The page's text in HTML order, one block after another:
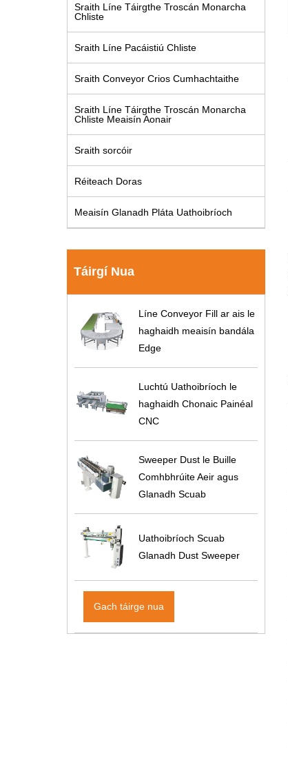
Sraith Líne Táirgthe Troscán Monarcha
Chliste
Sraith Líne Pacáistiú Chliste
Sraith Conveyor Crios Cumhachtaithe
Sraith Líne Táirgthe Troscán Monarcha
Chliste Meaisín Aonair
Sraith sorcóir
Réiteach Doras
Meaisín Glanadh Pláta Uathoibríoch
Táirgí Nua
Líne Conveyor Fill ar ais le
haghaidh meaisín bandála
Edge
Luchtú Uathoibríoch le
haghaidh Chonaic Painéal
CNC
Sweeper Dust le Buille
Comhbhrúite Aeir agus
Glanadh Scuab
Uathoibríoch Scuab
Glanadh Dust Sweeper
Gach táirge nua